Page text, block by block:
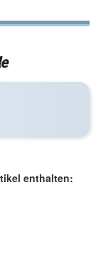
enthalten: